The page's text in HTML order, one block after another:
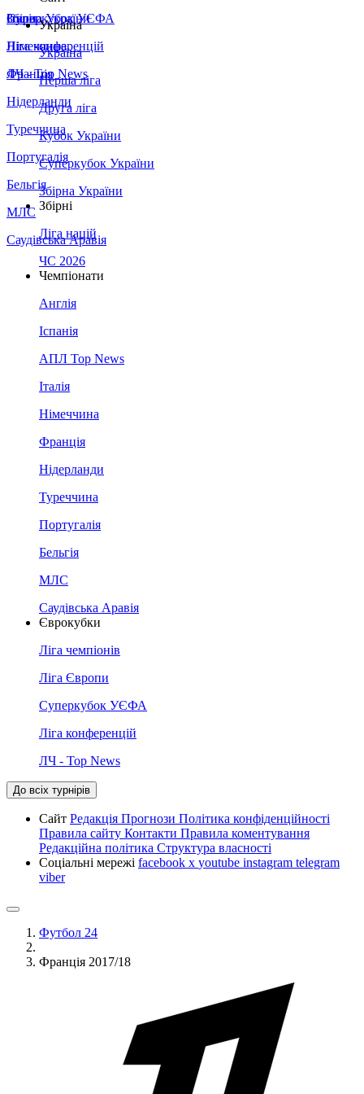
Збірна України
Італія
Німеччина
Франція
Нідерланди
Туреччина
Португалія
Бельгія
МЛС
Саудівська Аравія
Суперкубок УЄФА
Ліга конференцій
ЛЧ - Top News
Україна
Україна
Перша ліга
Друга ліга
Кубок України
Суперкубок України
Збірна України
Збірні
Ліга націй
ЧС 2026
Чемпіонати
Англія
Іспанія
АПЛ Top News
Італія
Німеччина
Франція
Нідерланди
Туреччина
Португалія
Бельгія
МЛС
Саудівська Аравія
Єврокубки
Ліга чемпіонів
Ліга Європи
Суперкубок УЄФА
Ліга конференцій
ЛЧ - Top News
До всіх турнірів
Сайт Редакція Прогнози Політика конфіденційності
Правила сайту Контакти Правила коментування
Редакційна політика Структура власності
Соціальні мережі facebook x youtube instagram telegram
viber
Футбол 24
Франція 2017/18